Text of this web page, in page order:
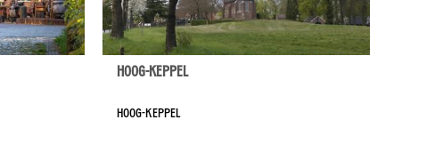
Hoog-Keppel
Hoog-Keppel